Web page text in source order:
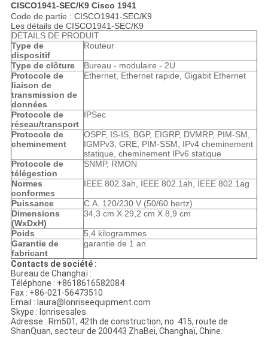
CISCO1941-SEC/K9 Cisco 1941
Code de partie : CISCO1941-SEC/K9
Les détails de CISCO1941-SEC/K9
DÉTAILS DE PRODUIT
Type de
dispositif
Routeur
Type de clôture
Bureau - modulaire - 2U
Protocole de
liaison de
transmission de
données
Ethernet, Ethernet rapide, Gigabit Ethernet
Protocole de
réseau/transport
IPSec
Protocole de
cheminement
OSPF, IS-IS, BGP, EIGRP, DVMRP, PIM-SM,
IGMPv3, GRE, PIM-SSM, IPv4 cheminement
statique, cheminement IPv6 statique
Protocole de
télégestion
SNMP, RMON
Normes
conformes
IEEE 802.3ah, IEEE 802.1ah, IEEE 802.1ag
Puissance
C.A. 120/230 V (50/60 hertz)
Dimensions
(WxDxH)
34,3 cm X 29,2 cm X 8,9 cm
Poids
5,4 kilogrammes
Garantie de
fabricant
garantie de 1 an
Contacts de société :
Bureau de Changhaï :
Téléphone : +8618616582084
Fax : +86-021-56473510
Email : laura@lonriseequipment.com
Skype : lonrisesales
Adresse : Rm501, 42th de construction, no. 415, route de
ShanQuan, secteur de 200443 ZhaBei, Changhaï, Chine.